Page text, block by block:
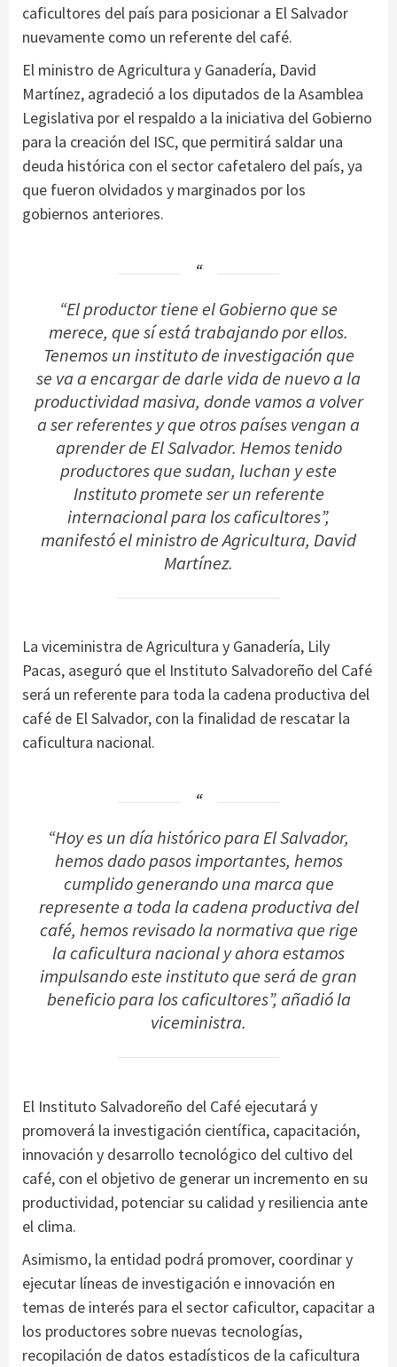
caficultores del país para posicionar a El Salvador
nuevamente como un referente del café.
El ministro de Agricultura y Ganadería, David
Martínez, agradeció a los diputados de la Asamblea
Legislativa por el respaldo a la iniciativa del Gobierno
para la creación del ISC, que permitirá saldar una
deuda histórica con el sector cafetalero del país, ya
que fueron olvidados y marginados por los
gobiernos anteriores.
“El productor tiene el Gobierno que se
merece, que sí está trabajando por ellos.
Tenemos un instituto de investigación que
se va a encargar de darle vida de nuevo a la
productividad masiva, donde vamos a volver
a ser referentes y que otros países vengan a
aprender de El Salvador. Hemos tenido
productores que sudan, luchan y este
Instituto promete ser un referente
internacional para los caficultores”,
manifestó el ministro de Agricultura, David
Martínez.
La viceministra de Agricultura y Ganadería, Lily
Pacas, aseguró que el Instituto Salvadoreño del Café
será un referente para toda la cadena productiva del
café de El Salvador, con la finalidad de rescatar la
caficultura nacional.
“Hoy es un día histórico para El Salvador,
hemos dado pasos importantes, hemos
cumplido generando una marca que
represente a toda la cadena productiva del
café, hemos revisado la normativa que rige
la caficultura nacional y ahora estamos
impulsando este instituto que será de gran
beneficio para los caficultores”, añadió la
viceministra.
El Instituto Salvadoreño del Café ejecutará y
promoverá la investigación científica, capacitación,
innovación y desarrollo tecnológico del cultivo del
café, con el objetivo de generar un incremento en su
productividad, potenciar su calidad y resiliencia ante
el clima.
Asimismo, la entidad podrá promover, coordinar y
ejecutar líneas de investigación e innovación en
temas de interés para el sector caficultor, capacitar a
los productores sobre nuevas tecnologías,
recopilación de datos estadísticos de la caficultura